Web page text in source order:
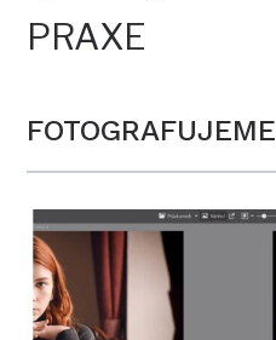
PRAXE
FOTOGRAFUJEME